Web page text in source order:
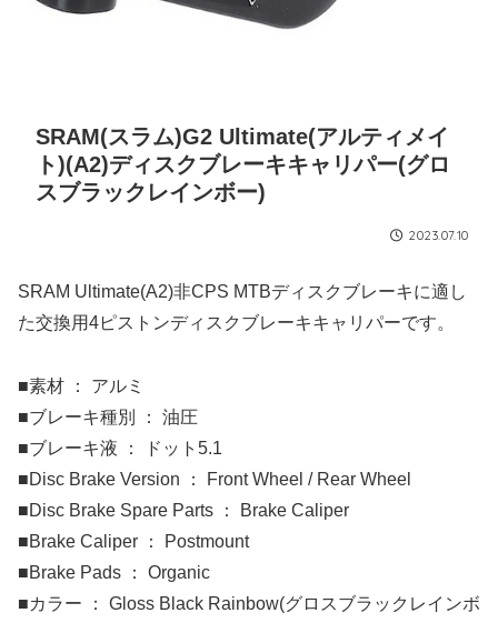
SRAM(スラム)G2 Ultimate(アルティメイ
ト)(A2)ディスクブレーキキャリパー(グロ
スブラックレインボー)
2023.07.10
SRAM Ultimate(A2)非CPS MTBディスクブレーキに適し
た交換用4ピストンディスクブレーキキャリパーです。
■素材 ： アルミ
■ブレーキ種別 ： 油圧
■ブレーキ液 ： ドット5.1
■Disc Brake Version ： Front Wheel / Rear Wheel
■Disc Brake Spare Parts ： Brake Caliper
■Brake Caliper ： Postmount
■Brake Pads ： Organic
■カラー ： Gloss Black Rainbow(グロスブラックレインボ